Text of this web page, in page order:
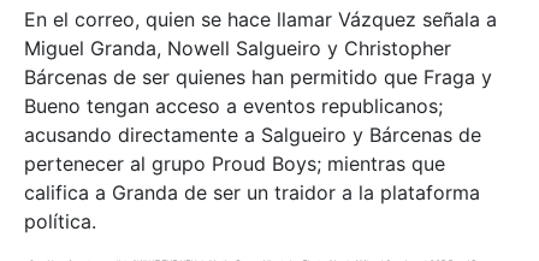
En el correo, quien se hace llamar Vázquez señala a
Miguel Granda, Nowell Salgueiro y Christopher
Bárcenas de ser quienes han permitido que Fraga y
Bueno tengan acceso a eventos republicanos;
acusando directamente a Salgueiro y Bárcenas de
pertenecer al grupo Proud Boys; mientras que
califica a Granda de ser un traidor a la plataforma
política.